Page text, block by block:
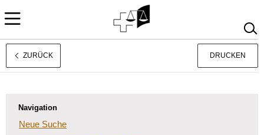
Français
ZURÜCK DRUCKEN
Navigation
Neue Suche